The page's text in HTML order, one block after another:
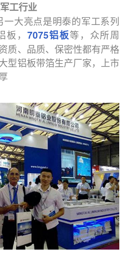
工行业
大亮点是明泰的军工系列
， 7075铝板等，众所周
质、品质、保密性都有严格
型铝板带箔生产厂家，上市